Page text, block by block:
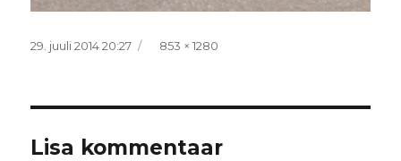
Postitatud
29. juuli 2014 20:27 Täissuurus
853 × 1280
Lisa kommentaar